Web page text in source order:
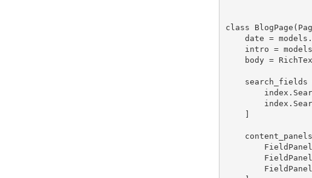
class BlogPage (
date = models .
intro = models
body =
search_fields
index .
index .
]
content_panels
FieldPanel
FieldPanel
FieldPanel